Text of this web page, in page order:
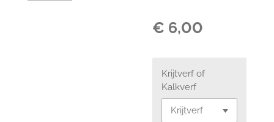
€ 6,00
Krijtverf of
Kalkverf